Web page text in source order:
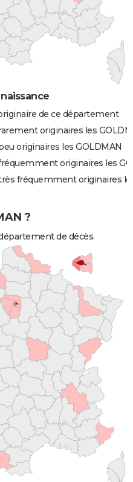
de ce département
originaires les
originaires les GOLDMAN
originaires les
fréquemment originaires
?
de décès.